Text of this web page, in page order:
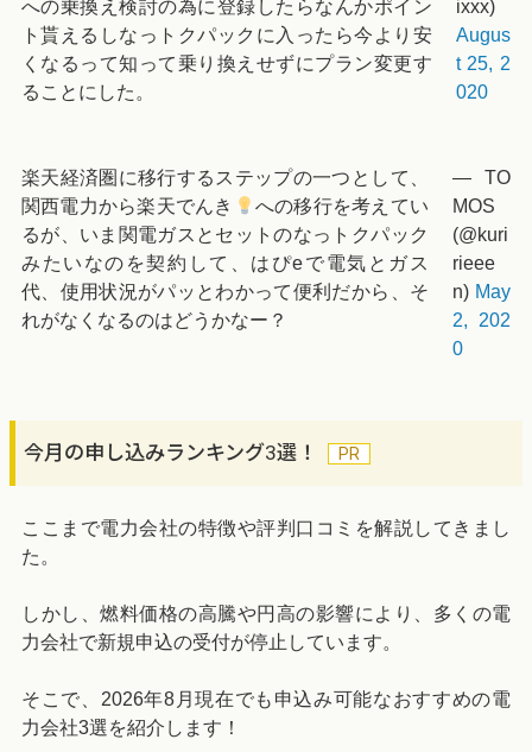
への乗換え検討の為に登録したらなんかポイン
ト貰えるしなっトクパックに入ったら今より安
くなるって知って乗り換えせずにプラン変更す
ることにした。
ixxx)
Augus
t 25, 2
020
楽天経済圏に移行するステップの一つとして、
関西電力から楽天でんき
への移行を考えてい
るが、いま関電ガスとセットのなっトクパック
みたいなのを契約して、はぴeで電気とガス
代、使用状況がパッとわかって便利だから、そ
れがなくなるのはどうかなー？
— TO
MOS
(@kuri
rieee
n) May
2, 202
0
今月の申し込みランキング3選！
ここまで電力会社の特徴や評判口コミを解説してきまし
た。
しかし、燃料価格の高騰や円高の影響により、多くの電
力会社で新規申込の受付が停止しています。
そこで、2026年8月現在でも申込み可能なおすすめの電
力会社3選を紹介します！